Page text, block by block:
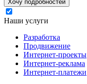
Наши услуги
Разработка
Продвижение
Интернет-проекты
Интернет-реклама
Интернет-платежи